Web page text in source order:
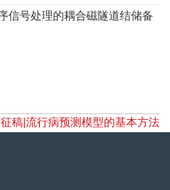
信号处理的耦合磁隧道结储备
稿|流行病预测模型的基本方法